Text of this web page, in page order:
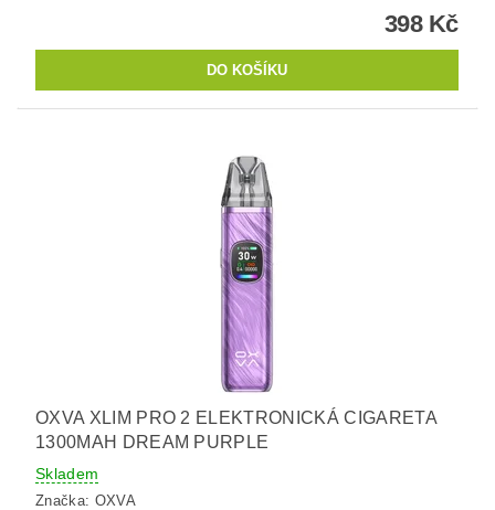
398 Kč
OXVA XLIM PRO 2 ELEKTRONICKÁ CIGARETA
1300MAH DREAM PURPLE
Skladem
Značka: OXVA